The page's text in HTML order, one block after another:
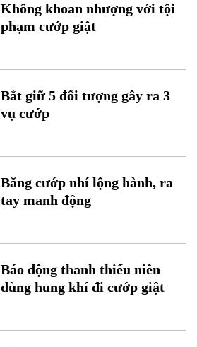
Không khoan nhượng với tội
phạm cướp giật
Bắt giữ 5 đối tượng gây ra 3
vụ cướp
Băng cướp nhí lộng hành, ra
tay manh động
Báo động thanh thiếu niên
dùng hung khí đi cướp giật